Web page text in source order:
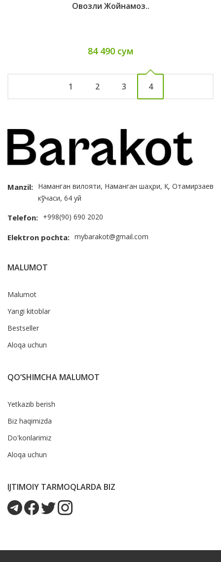
Овозли Жойнамоз..
84 490 сум
1 2 3 4
Manzil: Наманган вилояти, Наманган шаҳри, Қ. Отамирзаев
кўчаси, 64 уй
Telefon: +998(90) 690 2020
Elektron pochta: mybarakot@gmail.com
MALUMOT
Malumot
Yangi kitoblar
Bestseller
Aloqa uchun
QO‘SHIMCHA MALUMOT
Yetkazib berish
Biz haqimizda
Do'konlarimiz
Aloqa uchun
IJTIMOIY TARMOQLARDA BIZ